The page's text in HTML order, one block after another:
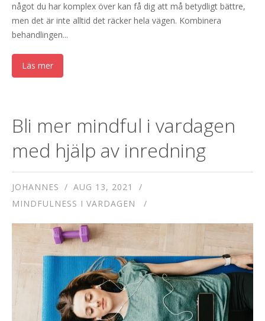
något du har komplex över kan få dig att må betydligt bättre,
men det är inte alltid det räcker hela vägen. Kombinera
behandlingen...
Läs mer
Bli mer mindful i vardagen
med hjälp av inredning
JOHANNES
AUG 13, 2021
MINDFULNESS I VARDAGEN